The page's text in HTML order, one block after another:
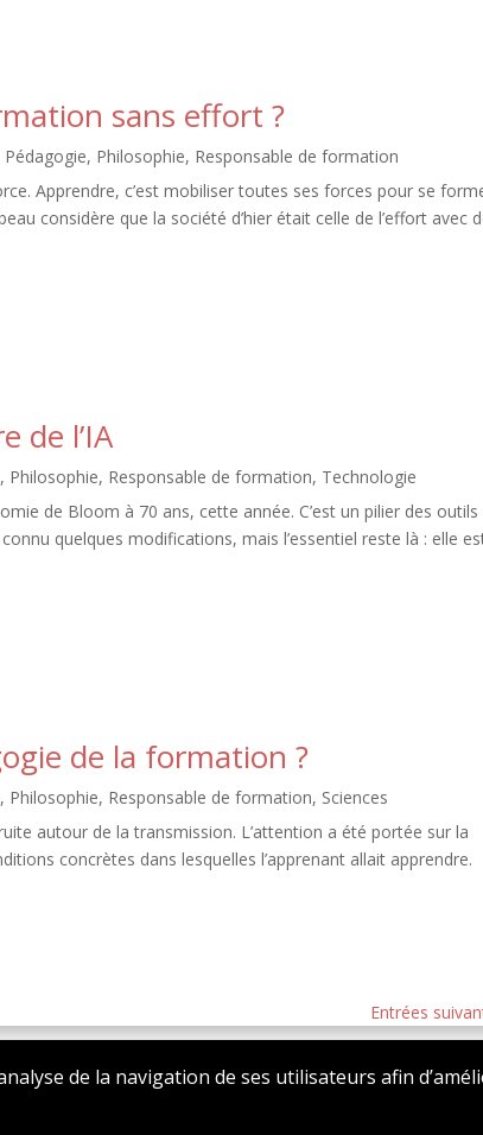
de la navigation de ses utilisateurs afin
sans effort ?
Pédagogie, Philosophie, Responsable de formation
Apprendre, c’est mobiliser toutes ses forces pour se
considère que la société d’hier était celle de l’effort avec
de l’IA
, Philosophie, Responsable de formation, Technologie
de Bloom à 70 ans, cette année. C’est un pilier des outils
quelques modifications, mais l’essentiel reste là : elle
de la formation ?
, Philosophie, Responsable de formation, Sciences
autour de la transmission. L’attention a été portée sur la
concrètes dans lesquelles l’apprenant allait apprendre.
Entrées